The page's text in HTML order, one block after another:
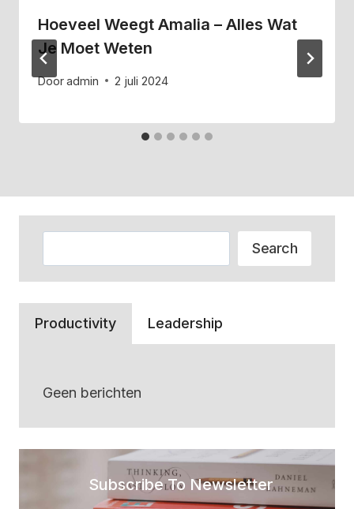
Hoeveel Weegt Amalia – Alles Wat
Je Moet Weten
Dooradmin 2 juli 2024
Search
Productivity Leadership
Geen berichten
Subscribe To Newsletter